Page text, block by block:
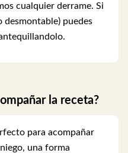
cualquier derrame. Si
desmontable) puedes
la receta?
para acompañar
una forma